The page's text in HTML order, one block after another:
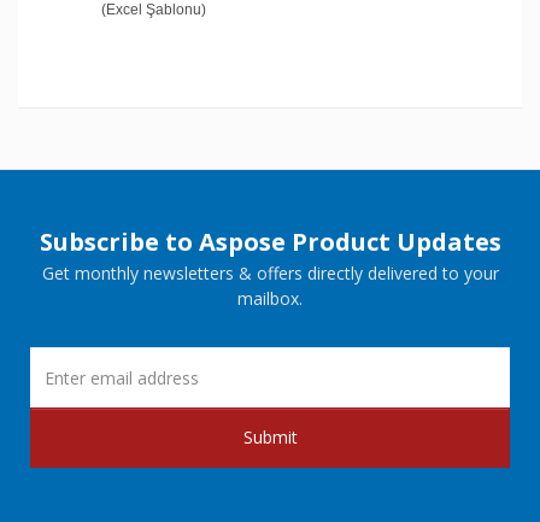
(Excel Şablonu)
Subscribe to Aspose Product Updates
Get monthly newsletters & offers directly delivered to your
mailbox.
Submit